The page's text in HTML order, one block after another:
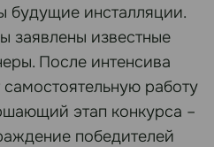
будущие инсталляции.
заявлены известные
После интенсива
работу
этап конкурса –
победителей